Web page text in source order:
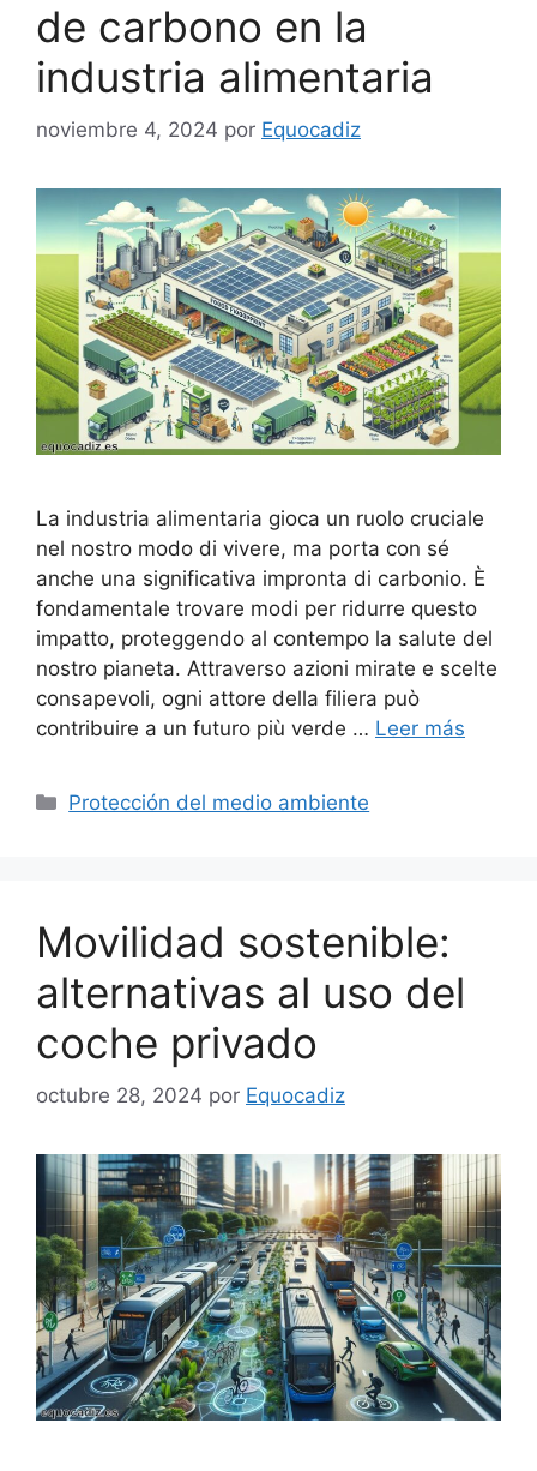
de carbono en la
industria alimentaria
noviembre 4, 2024 por Equocadiz
La industria alimentaria gioca un ruolo cruciale
nel nostro modo di vivere, ma porta con sé
anche una significativa impronta di carbonio. È
fondamentale trovare modi per ridurre questo
impatto, proteggendo al contempo la salute del
nostro pianeta. Attraverso azioni mirate e scelte
consapevoli, ogni attore della filiera può
contribuire a un futuro più verde … Leer más
Categorías
Protección del medio ambiente
Movilidad sostenible:
alternativas al uso del
coche privado
octubre 28, 2024 por Equocadiz